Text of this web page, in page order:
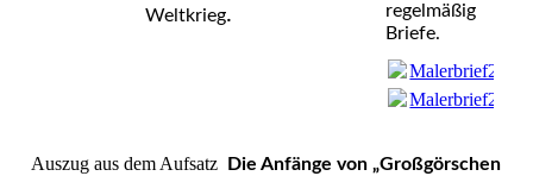
Weltkrieg.
regelmäßig
Briefe.
Auszug aus dem Aufsatz
Die Anfänge von „Großgörschen